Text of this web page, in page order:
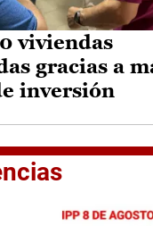
viviendas
gracias a
inversión